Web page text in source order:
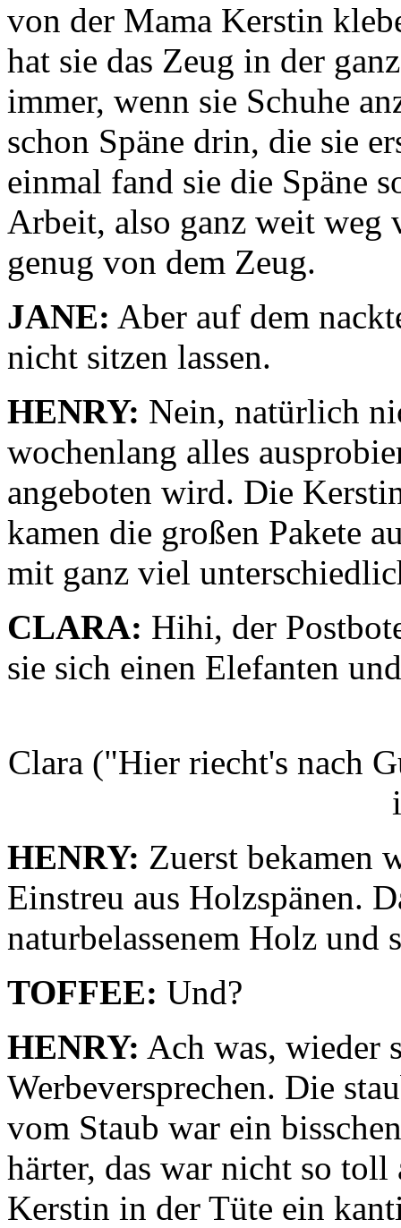
von der Mama Kerstin
hat sie das Zeug in der
immer, wenn sie Schuhe
schon Späne drin, die sie
einmal fand sie die Späne
Arbeit, also ganz weit weg
genug von dem Zeug.
JANE: Aber auf dem
nicht sitzen lassen.
HENRY: Nein, natürlich
wochenlang alles
angeboten wird. Die
kamen die großen Pakete
mit ganz viel
CLARA: Hihi, der
sie sich einen Elefanten
Clara ("Hier riecht's nach
HENRY: Zuerst bekamen
Einstreu aus Holzspänen.
naturbelassenem Holz und
TOFFEE: Und?
HENRY: Ach was, wieder
Werbeversprechen. Die
vom Staub war ein
härter, das war nicht so
Kerstin in der Tüte ein